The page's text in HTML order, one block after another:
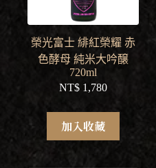
榮光富士 緋紅榮耀 赤
色酵母 純米大吟醸
720ml
NT$ 1,780
加入收藏